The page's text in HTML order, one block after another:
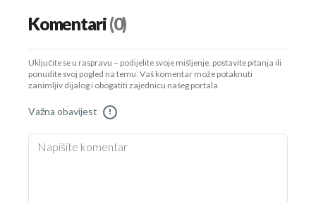
Komentari(0)
Uključite se u raspravu – podijelite svoje mišljenje, postavite pitanja ili
ponudite svoj pogled na temu. Vaš komentar može potaknuti
zanimljiv dijalog i obogatiti zajednicu našeg portala.
Važna obavijest !